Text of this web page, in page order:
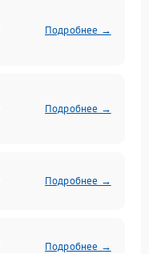
Подробнее →
Подробнее →
Подробнее →
Подробнее →